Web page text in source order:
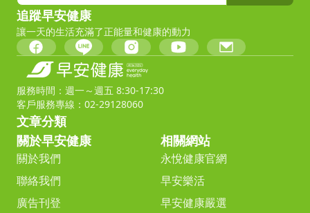
追蹤早安健康
讓一天的生活充滿了正能量和健康的動力
服務時間：週一～週五 8:30-17:30
客戶服務專線：02-29128060
文章分類
關於早安健康
關於我們
聯絡我們
廣告刊登
相關網站
永悅健康官網
早安樂活
早安健康嚴選